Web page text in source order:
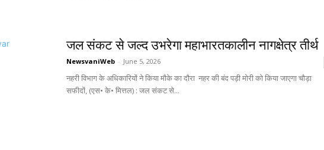
जल संकट से जल्द उभरेगा महाभारतकालीन नागक्षेत्र तीर्थ
NewsvaniWeb - June 5, 2026
नहरी विभाग के अधिकारियों ने किया मौके का दौरा नहर की बंद पड़ी मोरी को किया जाएगा चौड़ा
सफीदों, (एस• के• मित्तल) : जल संकट से...